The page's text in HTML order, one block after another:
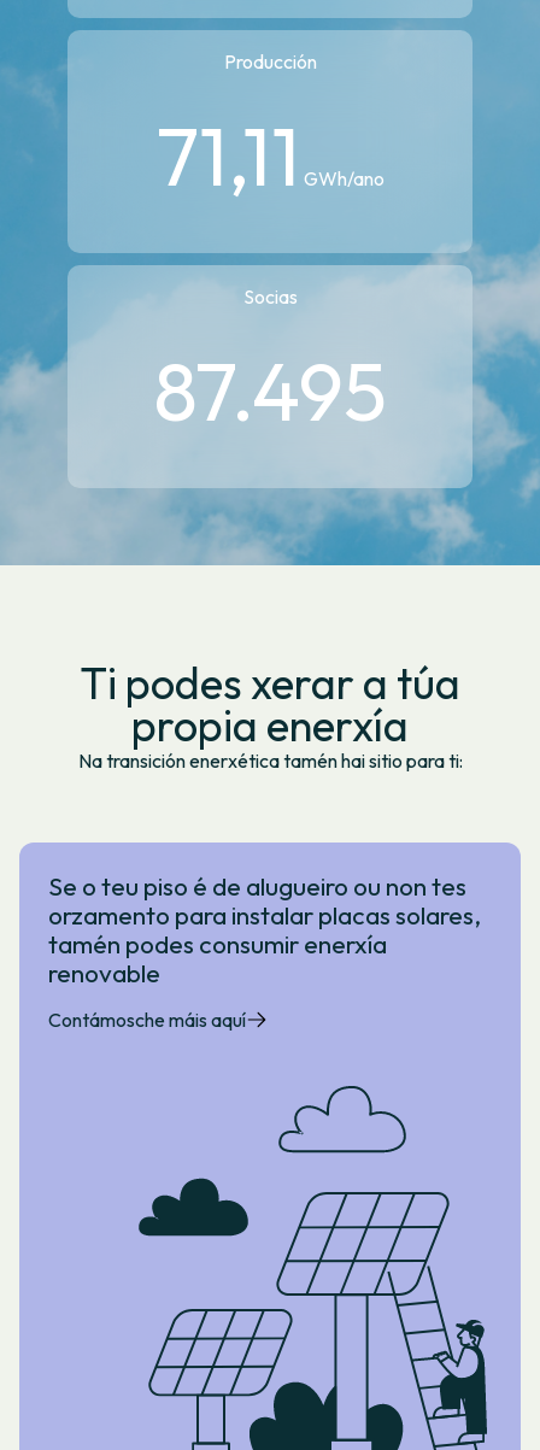
Socias
87.495
Producción
71,11 GWh/ano
Ti podes xerar a túa
propia enerxía
Na transición enerxética tamén hai sitio para ti:
Se o teu piso é de alugueiro ou non tes
orzamento para instalar placas solares,
tamén podes consumir enerxía
renovable
Contámosche máis aquí